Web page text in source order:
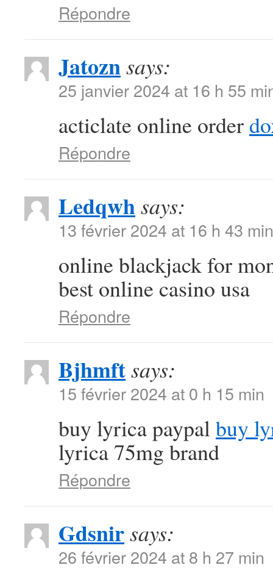
Répondre
Jatoznsays:
25 janvier 2024 at 16 h 55
acticlate online order
Répondre
Ledqwhsays:
13 février 2024 at 16 h 43 min
online blackjack for
best online casino usa
Répondre
Bjhmftsays:
15 février 2024 at 0 h 15 min
buy lyrica paypalbuy
lyrica 75mg brand
Répondre
Gdsnirsays:
26 février 2024 at 8 h 27 min